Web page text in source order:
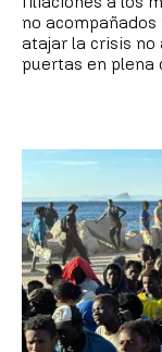
no acompañados
atajar la crisis no
puertas en plena